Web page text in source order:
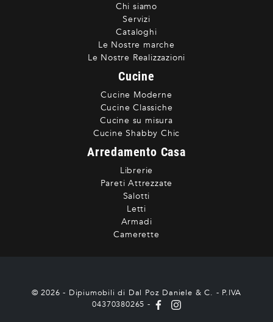
Chi siamo
Servizi
Cataloghi
Le Nostre marche
Le Nostre Realizzazioni
Cucine
Cucine Moderne
Cucine Classiche
Cucine su misura
Cucine Shabby Chic
Arredamento Casa
Librerie
Pareti Attrezzate
Salotti
Letti
Armadi
Camerette
© 2026 - Dipiumobili di Dal Poz Daniele & C. - P.IVA
04370380265 -